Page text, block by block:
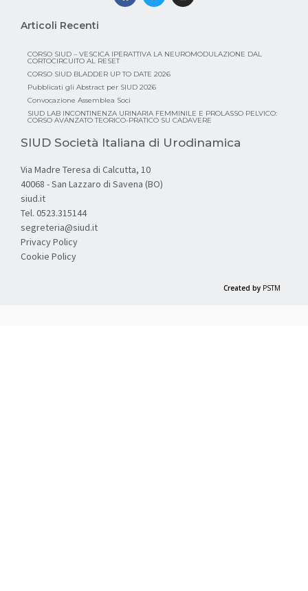
Articoli Recenti
CORSO SIUD – VESCICA IPERATTIVA LA NEUROMODULAZIONE DAL
CORTOCIRCUITO AL RESET
CORSO SIUD BLADDER UP TO DATE 2026
Pubblicati gli Abstract per SIUD 2026
Convocazione Assemblea Soci
SIUD LAB INCONTINENZA URINARIA FEMMINILE E PROLASSO PELVICO:
CORSO AVANZATO TEORICO-PRATICO SU CADAVERE
SIUD Società Italiana di Urodinamica
Via Madre Teresa di Calcutta, 10
40068 - San Lazzaro di Savena (BO)
siud.it
Tel. 0523.315144
segreteria@siud.it
Privacy Policy
Cookie Policy
Created by PSTM